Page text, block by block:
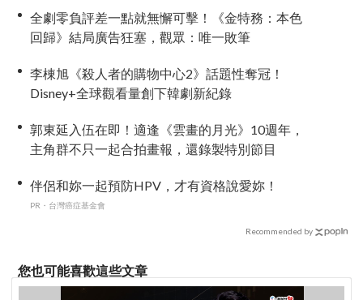
全劇零負評差一點就無懈可擊！《金特務：本色
回歸》結局廣告狂塞，觀眾：唯一敗筆
李棟旭《殺人者的購物中心2》話題性奪冠！
Disney+全球觀看量創下韓劇新紀錄
郭東延入伍在即！適逢《雲畫的月光》10週年，
主角群不只一起合拍畫報，還錄製特別節目
伴侶和妳一起預防HPV，才有資格說愛妳！
PR・台灣癌症基金會
Recommended by
您也可能喜歡這些文章